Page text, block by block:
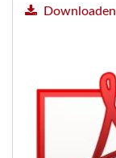
Downloaden